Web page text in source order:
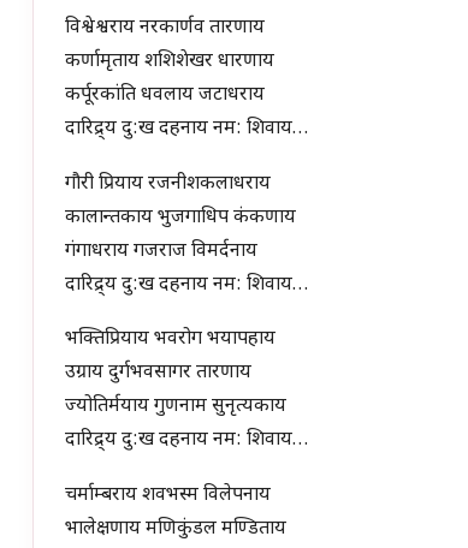
विश्वेश्वराय नरकार्णव तारणाय
कर्णामृताय शशिशेखर धारणाय
कर्पूरकांति धवलाय जटाधराय
दारिद्र्य दु:ख दहनाय नम: शिवाय…
गौरी प्रियाय रजनीशकलाधराय
कालान्तकाय भुजगाधिप कंकणाय
गंगाधराय गजराज विमर्दनाय
दारिद्र्य दु:ख दहनाय नम: शिवाय…
भक्तिप्रियाय भवरोग भयापहाय
उग्राय दुर्गभवसागर तारणाय
ज्योतिर्मयाय गुणनाम सुनृत्यकाय
दारिद्र्य दु:ख दहनाय नम: शिवाय…
चर्माम्बराय शवभस्म विलेपनाय
भालेक्षणाय मणिकुंडल मण्डिताय